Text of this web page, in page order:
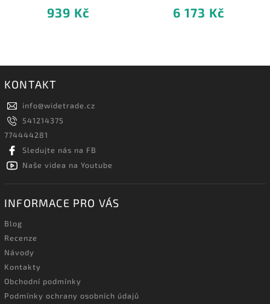
939 Kč 6 173 Kč
KONTAKT
info@widetrade.cz
541214375
774444281
Sledujte nás na FB
Naše videa na Youtube
INFORMACE PRO VÁS
Blog
Recenze
Návody
Kontakty
Obchodní podmínky
Podmínky ochrany osobních údajů